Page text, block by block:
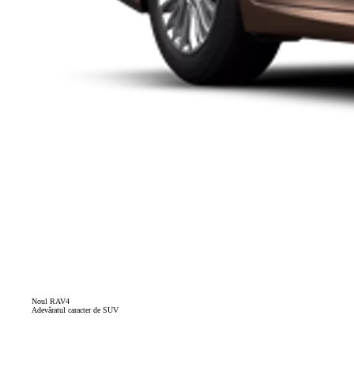
Noul RAV4
Adevăratul caracter de SUV